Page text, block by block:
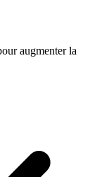
augmenter la